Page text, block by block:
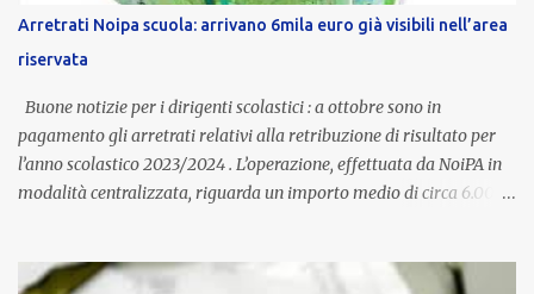
stipendio nazionale grazie alle prerogative garantite
dall’autonomia locale. Non è un bonus temporaneo né un
compenso accessorio, ma una voce strutturale di retribuzione,
aggiornata periodicamente in base al cost...
Arretrati Noipa scuola: arrivano 6mila euro già visibili nell’area
riservata
Buone notizie per i dirigenti scolastici : a ottobre sono in
pagamento gli arretrati relativi alla retribuzione di risultato per
l’anno scolastico 2023/2024 . L’operazione, effettuata da NoiPA in
modalità centralizzata, riguarda un importo medio di circa 6.000
ordinaria di ottobre . Cos’è la retribuzione di risultato La